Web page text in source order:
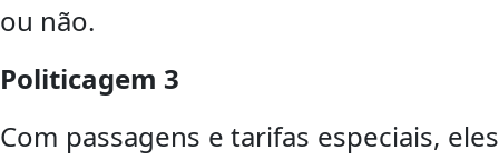
ou não.
Politicagem 3
Com passagens e tarifas especiais, eles